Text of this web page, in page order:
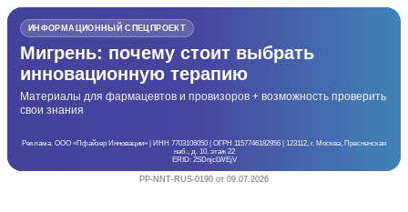
ИНФОРМАЦИОННЫЙ СПЕЦПРОЕКТ
Мигрень: почему стоит выбрать
инновационную терапию
Материалы для фармацевтов и провизоров + возможность проверить
свои знания
Реклама. ООО «Пфайзер Инновации» | ИНН 7703106050 | ОГРН 1157746182956 | 123112, г. Москва, Пресненская
наб., д. 10, этаж 22
ERID: 2SDnjcLWEjV
PP-NNT-RUS-0190 от 09.07.2026